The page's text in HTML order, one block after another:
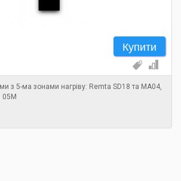
Купити
з 5-ма зонами нагріву: Remta SD18 та MA04,
05M